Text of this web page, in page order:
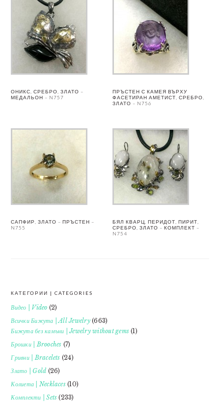
ОНИКС, СРЕБРО, ЗЛАТО –
МЕДАЛЬОН – N757
ПРЪСТЕН С КАМЕЯ ВЪРХУ
ФАСЕТИРАН АМЕТИСТ, СРЕБРО,
ЗЛАТО – N756
САПФИР, ЗЛАТО – ПРЪСТЕН –
N755
БЯЛ КВАРЦ, ПЕРИДОТ, ПИРИТ,
СРЕБРО, ЗЛАТО – КОМПЛЕКТ –
N754
FOOTER
КАТЕГОРИИ | CATEGORIES
Видео | Video (2)
Всички Бижута | All Jewelry(663)
Бижута без камъни | Jewelry without gems (1)
Брошки | Brooches (7)
Гривни | Bracelets (24)
Злато | Gold (26)
Колиета | Necklaces(10)
Комплекти | Sets (233)